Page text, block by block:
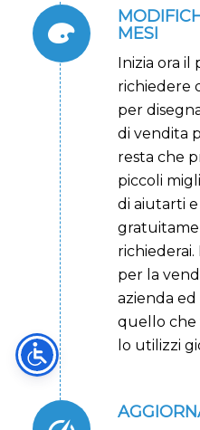
MESI
Inizia ora il
richiedere
per
di vendita
resta che
piccoli
di aiutarti
richiederai.
per la
azienda
quello che
lo utilizzi